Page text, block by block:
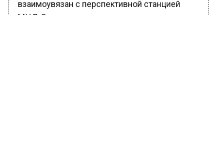
взаимоувязан с перспективной станцией